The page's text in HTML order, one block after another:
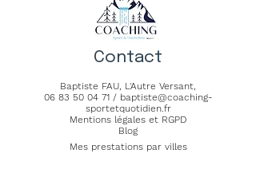
Contact
Baptiste FAU, L'Autre Versant,
06 83 50 04 71/ baptiste@coaching-
sportetquotidien.fr
Mentions légales et RGPD
Blog
Mes prestations par villes